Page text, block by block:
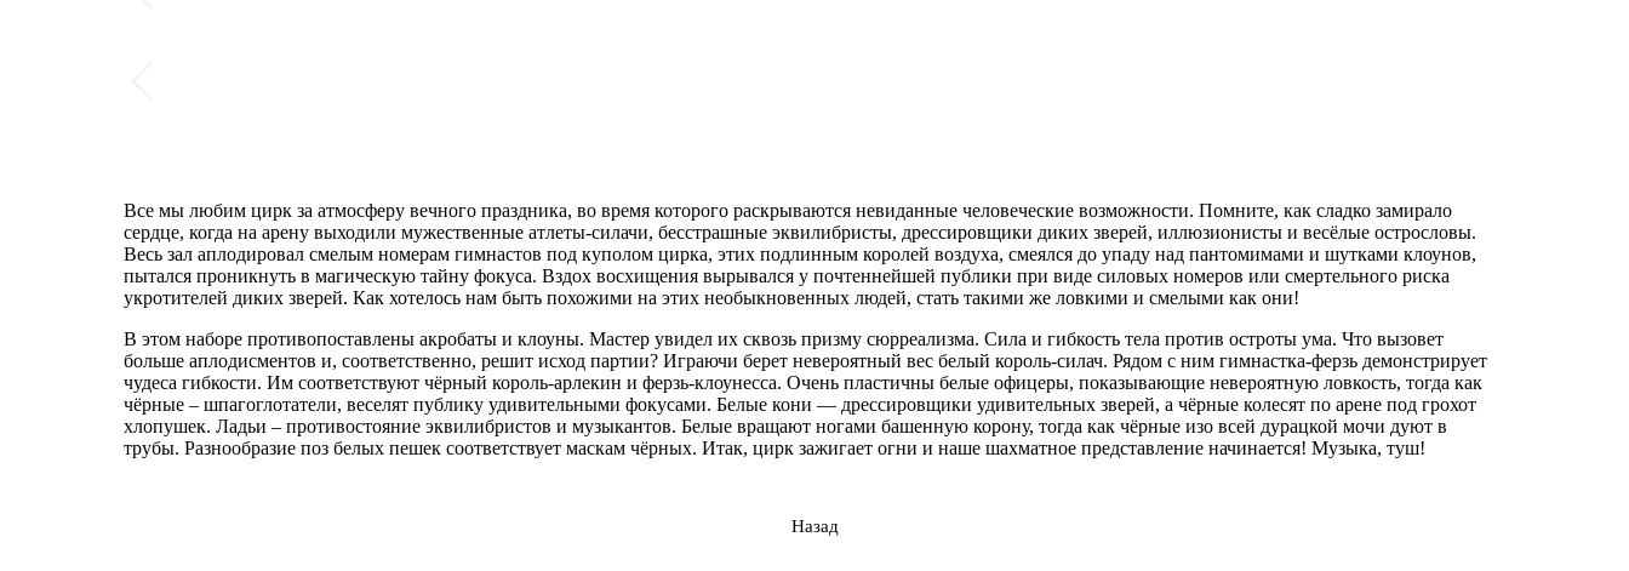
Все мы любим цирк за атмосферу вечного праздника, во время которого раскрываются невиданные человеческие возможности. Помните, как сладко замирало
сердце, когда на арену выходили мужественные атлеты-силачи, бесстрашные эквилибристы, дрессировщики диких зверей, иллюзионисты и весёлые острословы.
Весь зал аплодировал смелым номерам гимнастов под куполом цирка, этих подлинным королей воздуха, смеялся до упаду над пантомимами и шутками клоунов,
пытался проникнуть в магическую тайну фокуса. Вздох восхищения вырывался у почтеннейшей публики при виде силовых номеров или смертельного риска
укротителей диких зверей. Как хотелось нам быть похожими на этих необыкновенных людей, стать такими же ловкими и смелыми как они!
В этом наборе противопоставлены акробаты и клоуны. Мастер увидел их сквозь призму сюрреализма. Сила и гибкость тела против остроты ума. Что вызовет
больше аплодисментов и, соответственно, решит исход партии? Играючи берет невероятный вес белый король-силач. Рядом с ним гимнастка-ферзь демонстрирует
чудеса гибкости. Им соответствуют чёрный король-арлекин и ферзь-клоунесса. Очень пластичны белые офицеры, показывающие невероятную ловкость, тогда как
чёрные – шпагоглотатели, веселят публику удивительными фокусами. Белые кони — дрессировщики удивительных зверей, а чёрные колесят по арене под грохот
хлопушек. Ладьи – противостояние эквилибристов и музыкантов. Белые вращают ногами башенную корону, тогда как чёрные изо всей дурацкой мочи дуют в
трубы. Разнообразие поз белых пешек соответствует маскам чёрных. Итак, цирк зажигает огни и наше шахматное представление начинается! Музыка, туш!
Назад